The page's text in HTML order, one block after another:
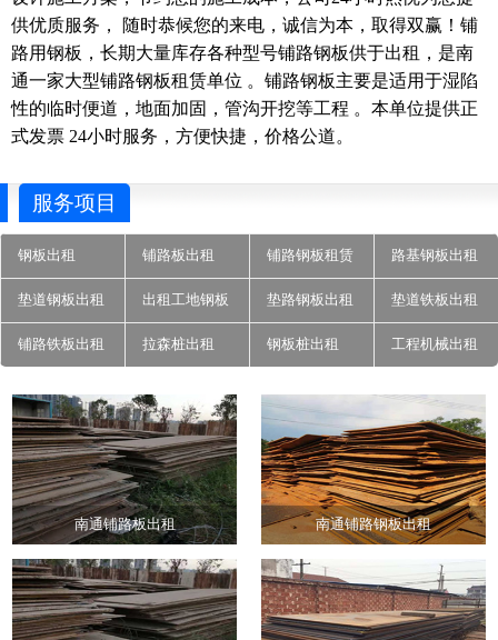
供优质服务， 随时恭候您的来电，诚信为本，取得双赢！铺
路用钢板，长期大量库存各种型号铺路钢板供于出租，是南
通一家大型铺路钢板租赁单位 。铺路钢板主要是适用于湿陷
性的临时便道，地面加固，管沟开挖等工程 。本单位提供正
式发票 24小时服务，方便快捷，价格公道。
服务项目
钢板出租 铺路板出租 铺路钢板租赁 路基钢板出租
垫道钢板出租 出租工地钢板 垫路钢板出租 垫道铁板出租
铺路铁板出租 拉森桩出租 钢板桩出租 工程机械出租
南通铺路板出租 南通铺路钢板出租